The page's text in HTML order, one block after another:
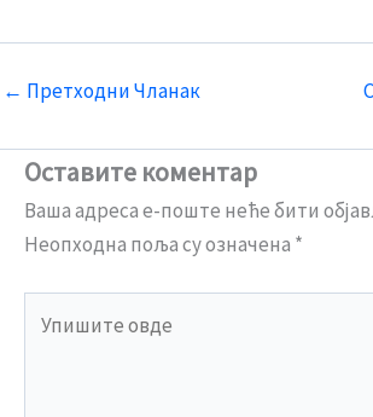
← Претходни Чланак
Оставите коментар
Ваша адреса е-поште неће бити
Неопходна поља су означена *
овде